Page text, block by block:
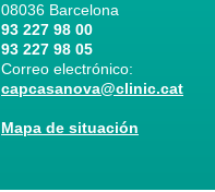
08036 Barcelona
93 227 98 00
93 227 98 05
Correo electrónico:
capcasanova@clinic.cat
Mapa de situación